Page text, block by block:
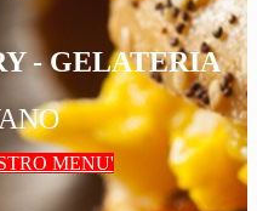
- GELATERIA
MENU'